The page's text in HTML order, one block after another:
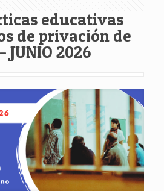
educativas
de privación de
2026